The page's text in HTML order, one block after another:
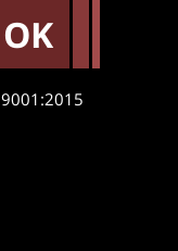
OK יועצים לניהול
9001:2015 ISO